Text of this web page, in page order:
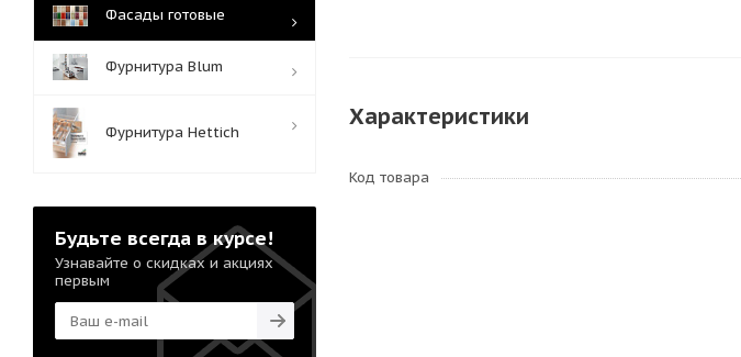
Характеристики
Код товара
Фасады готовые
Фурнитура Blum
Фурнитура Hettich
Будьте всегда в курсе!
Узнавайте о скидках и акциях
первым